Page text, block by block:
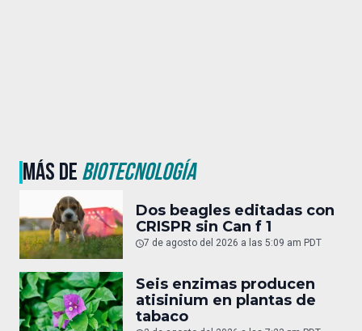
MÁS DEBIOTECNOLOGÍA
Dos beagles editadas con
CRISPR sin Can f 1
7 de agosto del 2026 a las 5:09 am PDT
Seis enzimas producen
atisinium en plantas de
tabaco